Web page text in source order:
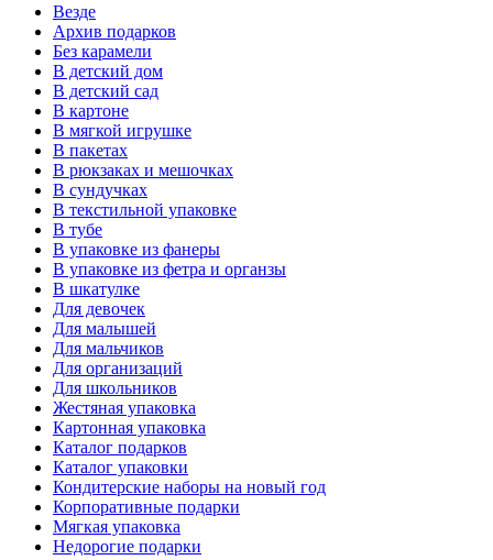
Везде
Архив подарков
Без карамели
В детский дом
В детский сад
В картоне
В мягкой игрушке
В пакетах
В рюкзаках и мешочках
В сундучках
В текстильной упаковке
В тубе
В упаковке из фанеры
В упаковке из фетра и органзы
В шкатулке
Для девочек
Для малышей
Для мальчиков
Для организаций
Для школьников
Жестяная упаковка
Картонная упаковка
Каталог подарков
Каталог упаковки
Кондитерские наборы на новый год
Корпоративные подарки
Мягкая упаковка
Недорогие подарки